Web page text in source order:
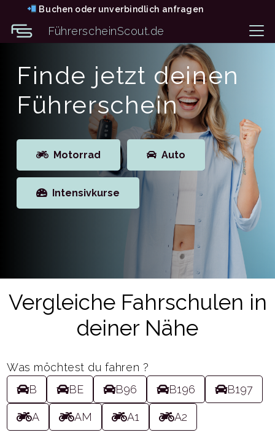
Buchen oder unverbindlich anfragen
FührerscheinScout.de
Finde jetzt deinen
Führerschein
Motorrad Auto
Intensivkurse
Vergleiche Fahrschulen in
deiner Nähe
Was möchtest du fahren ?
B
BE B96 B196 B197
A AM A1 A2